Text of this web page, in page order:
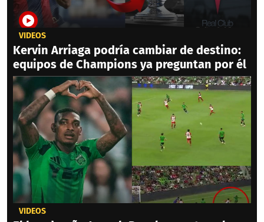
VIDEOS
Kervin Arriaga podría cambiar de destino:
equipos de Champions ya preguntan por él
VIDEOS